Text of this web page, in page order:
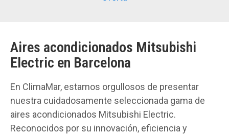
Aires acondicionados Mitsubishi
Electric en Barcelona
En ClimaMar, estamos orgullosos de presentar
nuestra cuidadosamente seleccionada gama de
aires acondicionados Mitsubishi Electric.
Reconocidos por su innovación, eficiencia y